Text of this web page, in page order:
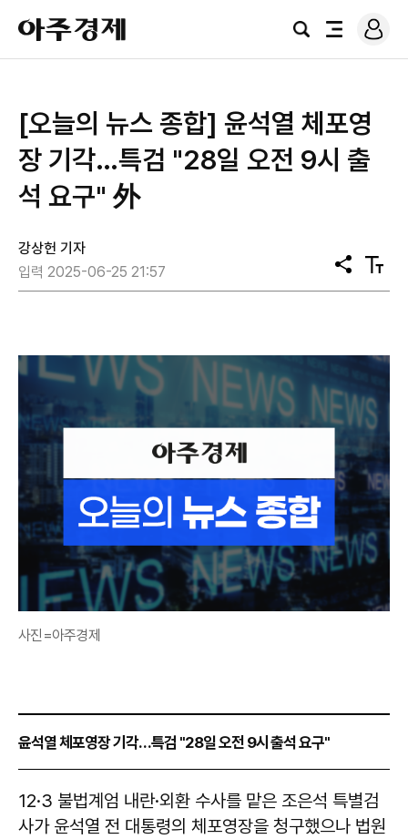
아
주
경
검
전
로
그
[오늘의 뉴스 종합] 윤석열 체포영
장 기각…특검 "28일 오전 9시 출
석 요구" 外
강상헌 기자
입력 2025-06-25 21:57
공
유
텍
스
사진=아주경제
윤석열 체포영장 기각…특검 "28일 오전 9시 출석 요구"
12·3 불법계엄 내란·외환 수사를 맡은 조은석 특별검
사가 윤석열 전 대통령의 체포영장을 청구했으나 법원